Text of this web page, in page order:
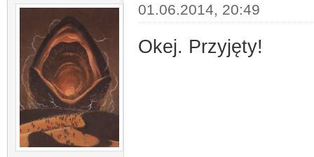
01.06.2014, 20:49
Okej. Przyjęty!